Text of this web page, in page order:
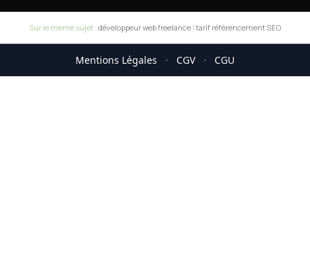
Sur le meme sujet : développeur web freelance | tarif référencement SEO
Mentions Légales · CGV · CGU